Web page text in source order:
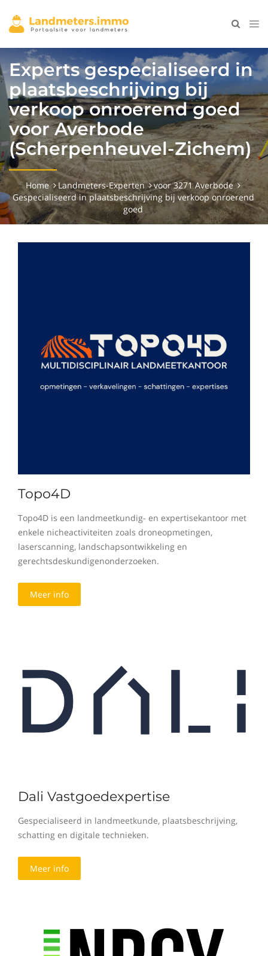
Experts gespecialiseerd in
plaatsbeschrijving bij
verkoop onroerend goed
voor Averbode
(Scherpenheuvel-Zichem)
Home Landmeters-Experten
voor 3271 Averbode
Gespecialiseerd in plaatsbeschrijving bij verkoop onroerend
goed
Topo4D
Topo4D is een landmeetkundig- en expertisekantoor met
enkele nicheactiviteiten zoals droneopmetingen,
laserscanning, landschapsontwikkeling en
gerechtsdeskundigenonderzoeken.
Meer info
Dali Vastgoedexpertise
Gespecialiseerd in landmeetkunde, plaatsbeschrijving,
schatting en digitale technieken.
Meer info